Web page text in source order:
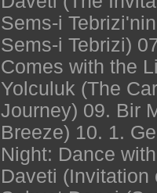
Sems-i
Sems-i Tebrizi)
Comes with the
Yolculuk (The
Journey) 09. Bir
Breeze) 10. 1.
Night: Dance
Daveti (Invitation